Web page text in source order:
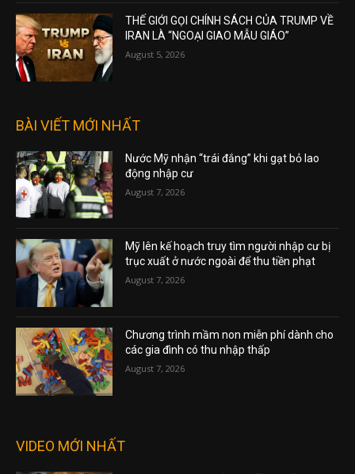
THẾ GIỚI GỌI CHÍNH SÁCH CỦA TRUMP VỀ
IRAN LÀ “NGOẠI GIAO MẪU GIÁO”
August 5, 2026
BÀI VIẾT MỚI NHẤT
Nước Mỹ nhận “trái đắng” khi gạt bỏ lao
động nhập cư
August 7, 2026
Mỹ lên kế hoạch truy tìm người nhập cư bị
trục xuất ở nước ngoài để thu tiền phạt
August 7, 2026
Chương trình mầm non miễn phí dành cho
các gia đình có thu nhập thấp
August 7, 2026
VIDEO MỚI NHẤT